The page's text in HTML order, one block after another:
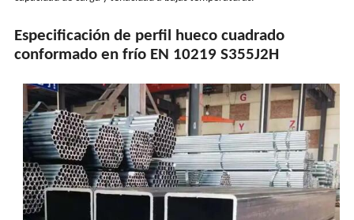
Especificación de perfil hueco cuadrado
conformado en frío EN 10219 S355J2H